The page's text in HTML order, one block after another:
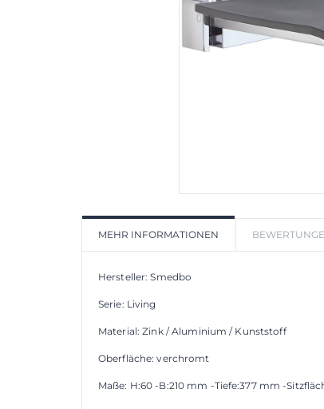
MEHR INFORMATIONEN
Hersteller: Smedbo
Serie: Living
Material: Zink / Aluminium / Kunststoff
Oberfläche: verchromt
Maße: H:60 -B:210 mm -Tiefe:377 mm -